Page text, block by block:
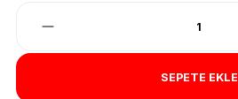
SEPETE EKLE